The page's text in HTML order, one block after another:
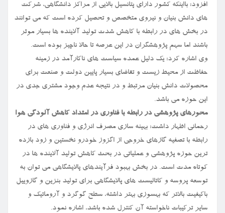
افزود: بااینکه کشور دارای پتانسیل بالایی از مراکز دانشگاهی، شرکت
های دانش بنیان و نیروی متخصص و تحصیل کرده است که می توانند
در بخش های در رابطه با کاهش شدت تولید آلاینده ها بسیار موثر
باشند اما سهم پژوهشگران در این عرصه تا حالا ناچیز بوده است.
وی اشاره کرد: یک دلیل عمده سیاست های ناکارآمد در زمینه
حفاظت از محیط زیست و تقاضای بسیار پایین دولت و صنعت برای
محصولات دانش بنیان مرتبط و در نتیجه عدم وجود مشتری جدی در
این حوزه می باشد.
محورهای پژوهشی در رابطه با فناوری در امتداد کاهش آلودگی هوا
رحمانی اظهار داشت: بهینه سازی مصرف انرژی و فناوری های در
رابطه با تصفیه گازهای خروجی از اگزوز خودرو نخستین و زود بازده
ترین حوزه پژوهشی و عملیاتی در بحث کاهش تولید آلاینده ها در
کوتاه مدت است. در بخش بهبود فرآیندهای پالایشگاهی می توان به
توسعه پروسه و کاتالیست های پالایشگاهی برای تولید بنزین و گازوییل
باکیفیت بالاتر که بهسوزی بهتر داشته، سطح گوگرد و آروماتیک و
سایر ترکیبات ناخواسته آن کنترل شده باشد، اشاره نمود.